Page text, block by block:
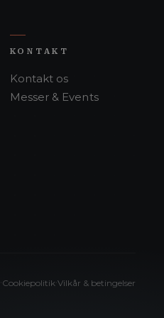
KONTAKT
Kontakt os
Messer & Events
Cookiepolitik Vilkår & betingelser